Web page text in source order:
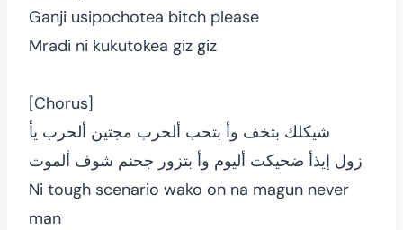
Ganji usipochotea bitch please
Mradi ni kukutokea giz giz
[Chorus]
شيكلك بتخف وأ بتحب ألحرب مجتين ألحرب يأ
زول إيذأ ضحيكت أليوم وأ بتزور جحنم شوف ألموت
Ni tough scenario wako on na magun never
man